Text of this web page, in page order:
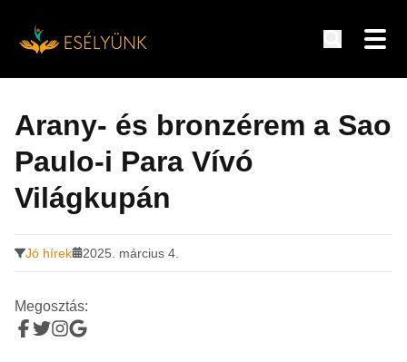
tartalomra
Arany- és bronzérem a Sao
Paulo-i Para Vívó
Világkupán
Jó hírek 2025. március 4.
Megosztás: